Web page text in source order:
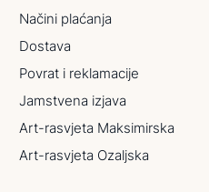
Načini plaćanja
Dostava
Povrat i reklamacije
Jamstvena izjava
Art-rasvjeta Maksimirska
Art-rasvjeta Ozaljska